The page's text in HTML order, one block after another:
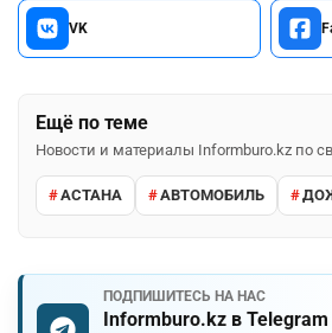
VK
Ещё по теме
Новости и материалы Informburo.kz по
АСТАНА АВТОМОБИЛЬ
ПОДПИШИТЕСЬ НА НАС
Informburo.kz в Telegram